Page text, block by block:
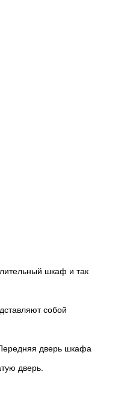
шкаф и так
собой
дверь шкафа
дверь.